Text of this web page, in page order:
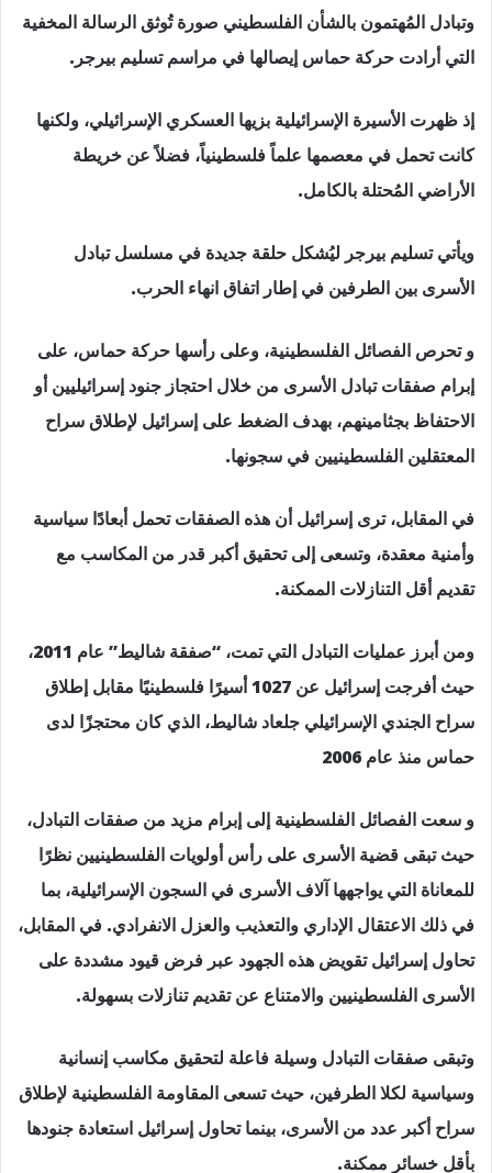
وتبادل المُهتمون بالشأن الفلسطيني صورة تُوثق الرسالة المخفية
التي أرادت حركة حماس إيصالها في مراسم تسليم بيرجر.
إذ ظهرت الأسيرة الإسرائيلية بزيها العسكري الإسرائيلي، ولكنها
كانت تحمل في معصمها علماً فلسطينياً، فضلاً عن خريطة
الأراضي المُحتلة بالكامل.
ويأتي تسليم بيرجر ليُشكل حلقة جديدة في مسلسل تبادل
الأسرى بين الطرفين في إطار اتفاق انهاء الحرب.
و تحرص الفصائل الفلسطينية، وعلى رأسها حركة حماس، على
إبرام صفقات تبادل الأسرى من خلال احتجاز جنود إسرائيليين أو
الاحتفاظ بجثامينهم، بهدف الضغط على إسرائيل لإطلاق سراح
المعتقلين الفلسطينيين في سجونها.
في المقابل، ترى إسرائيل أن هذه الصفقات تحمل أبعادًا سياسية
وأمنية معقدة، وتسعى إلى تحقيق أكبر قدر من المكاسب مع
تقديم أقل التنازلات الممكنة.
ومن أبرز عمليات التبادل التي تمت، “صفقة شاليط” عام 2011،
حيث أفرجت إسرائيل عن 1027 أسيرًا فلسطينيًا مقابل إطلاق
سراح الجندي الإسرائيلي جلعاد شاليط، الذي كان محتجزًا لدى
حماس منذ عام 2006
و سعت الفصائل الفلسطينية إلى إبرام مزيد من صفقات التبادل،
حيث تبقى قضية الأسرى على رأس أولويات الفلسطينيين نظرًا
للمعاناة التي يواجهها آلاف الأسرى في السجون الإسرائيلية، بما
في ذلك الاعتقال الإداري والتعذيب والعزل الانفرادي. في المقابل،
تحاول إسرائيل تقويض هذه الجهود عبر فرض قيود مشددة على
الأسرى الفلسطينيين والامتناع عن تقديم تنازلات بسهولة.
وتبقى صفقات التبادل وسيلة فاعلة لتحقيق مكاسب إنسانية
وسياسية لكلا الطرفين، حيث تسعى المقاومة الفلسطينية لإطلاق
سراح أكبر عدد من الأسرى، بينما تحاول إسرائيل استعادة جنودها
بأقل خسائر ممكنة.